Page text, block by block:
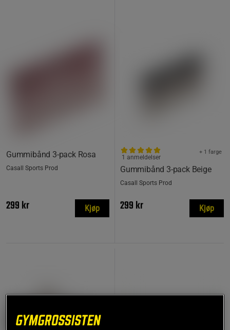
Gummibånd 3-pack Rosa
Casall Sports Prod
299 kr Kjøp
Gummibånd 3-pack Beige
+ 1 farge
1 anmeldelser
Casall Sports Prod
299 kr Kjøp